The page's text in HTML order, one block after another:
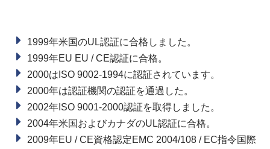
1999年米国のUL認証に合格しました。
1999年EU EU / CE認証に合格。
2000はISO 9002-1994に認証されています。
2000年は認証機関の認証を通過した。
2002年ISO 9001-2000認証を取得しました。
2004年米国およびカナダのUL認証に合格。
2009年EU / CE資格認定EMC 2004/108 / EC指令国際